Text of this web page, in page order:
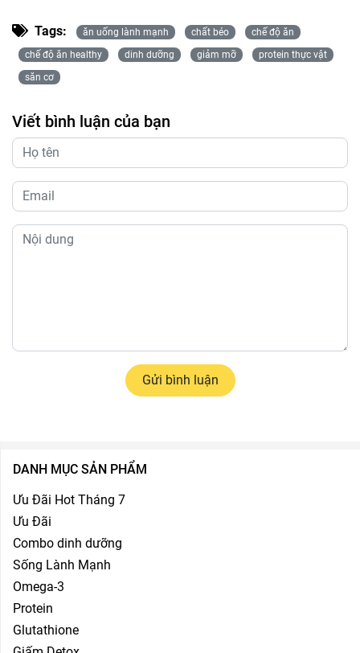
Tags: ăn uống lành mạnh chất béo
chế độ ăn
chế độ ăn healthy
dinh dưỡng giảm mỡ
protein thực vật
săn cơ
Viết bình luận của bạn
Gửi bình luận
DANH MỤC SẢN PHẨM
Ưu Đãi Hot Tháng 7
Ưu Đãi
Combo dinh dưỡng
Sống Lành Mạnh
Omega-3
Protein
Glutathione